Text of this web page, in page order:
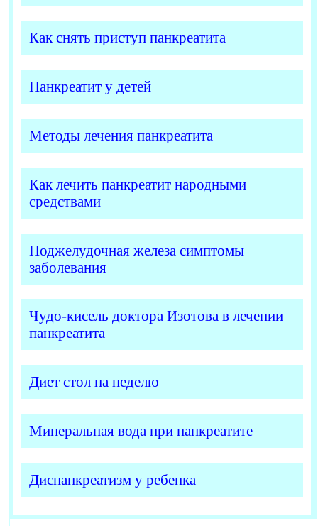
Как снять приступ панкреатита
Панкреатит у детей
Методы лечения панкреатита
Как лечить панкреатит народными
средствами
Поджелудочная железа симптомы
заболевания
Чудо-кисель доктора Изотова в лечении
панкреатита
Диет стол на неделю
Минеральная вода при панкреатите
Диспанкреатизм у ребенка